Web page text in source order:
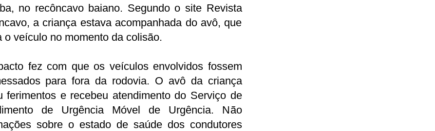
no recôncavo baiano. Segundo o site Revista
a criança estava acompanhada do avô, que
o veículo no momento da colisão.
fez com que os veículos envolvidos fossem
para fora da rodovia. O avô da criança
ferimentos e recebeu atendimento do Serviço de
de Urgência Móvel de Urgência. Não
sobre o estado de saúde dos condutores